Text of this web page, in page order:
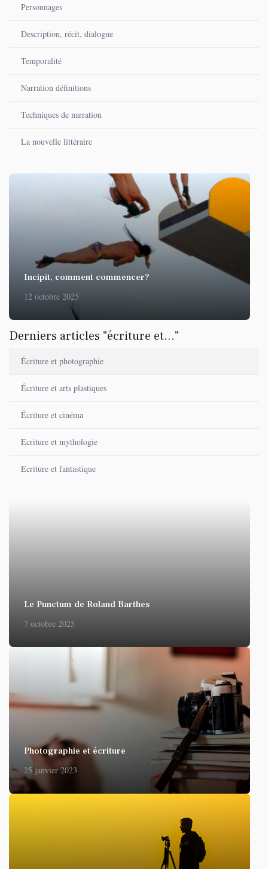
Personnages
Description, récit, dialogue
Temporalité
Narration définitions
Techniques de narration
La nouvelle littéraire
Incipit, comment commencer?
12 octobre 2025
Derniers articles "écriture et..."
Écriture et photographie
Écriture et arts plastiques
Écriture et cinéma
Ecriture et mythologie
Ecriture et fantastique
Le Punctum de Roland Barthes
7 octobre 2025
Photographie et écriture
25 janvier 2023